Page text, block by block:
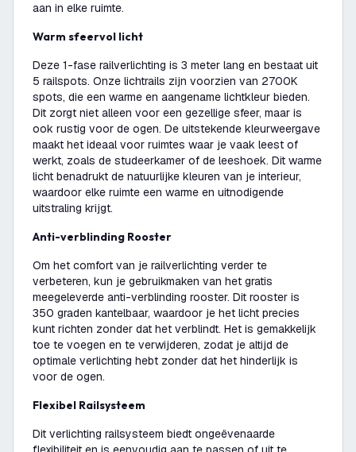
aan in elke ruimte.
Warm sfeervol licht
Deze 1-fase railverlichting is 3 meter lang en bestaat uit
5 railspots. Onze lichtrails zijn voorzien van 2700K
spots, die een warme en aangename lichtkleur bieden.
Dit zorgt niet alleen voor een gezellige sfeer, maar is
ook rustig voor de ogen. De uitstekende kleurweergave
maakt het ideaal voor ruimtes waar je vaak leest of
werkt, zoals de studeerkamer of de leeshoek. Dit warme
licht benadrukt de natuurlijke kleuren van je interieur,
waardoor elke ruimte een warme en uitnodigende
uitstraling krijgt.
Anti-verblinding Rooster
Om het comfort van je railverlichting verder te
verbeteren, kun je gebruikmaken van het gratis
meegeleverde anti-verblinding rooster. Dit rooster is
350 graden kantelbaar, waardoor je het licht precies
kunt richten zonder dat het verblindt. Het is gemakkelijk
toe te voegen en te verwijderen, zodat je altijd de
optimale verlichting hebt zonder dat het hinderlijk is
voor de ogen.
Flexibel Railsysteem
Dit verlichting railsysteem biedt ongeëvenaarde